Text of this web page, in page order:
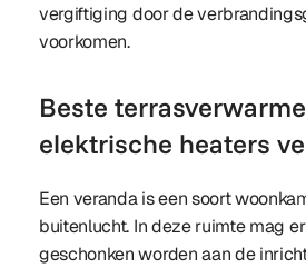
vergiftiging door de
voorkomen.
Beste
elektrische heaters
Een veranda is een soort
buitenlucht. In deze ruimte mag
geschonken worden aan de